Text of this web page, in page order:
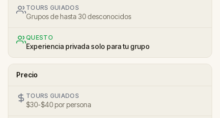
TOURS GUIADOS
Grupos de hasta 30 desconocidos
QUESTO
Experiencia privada solo para tu grupo
Precio
TOURS GUIADOS
$30-$40 por persona